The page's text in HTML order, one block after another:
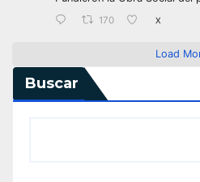
170 X
Load
Buscar